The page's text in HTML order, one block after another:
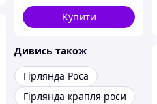
Купити
Дивись також
Гірлянда Роса
Гірлянда крапля роси